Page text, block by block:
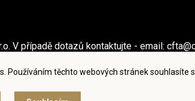
těchto webových stránek souhlasíte
V případě dotazů kontaktujte - email:
osobních údajů|Nastavení cookies